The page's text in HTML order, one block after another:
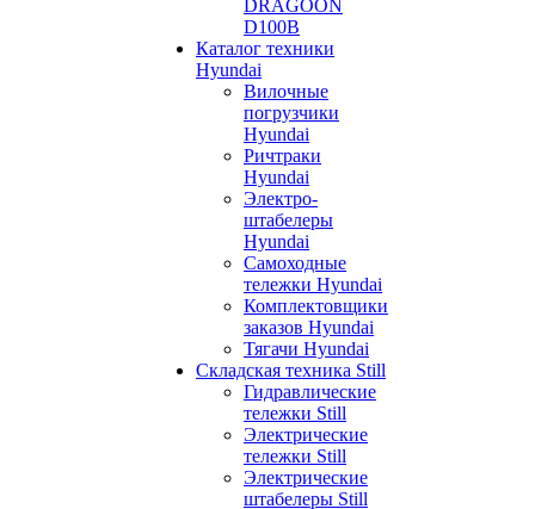
DRAGOON
D100B
Каталог техники
Hyundai
Вилочные
погрузчики
Hyundai
Ричтраки
Hyundai
Электро-
штабелеры
Hyundai
Самоходные
тележки Hyundai
Комплектовщики
заказов Hyundai
Тягачи Hyundai
Складская техника Still
Гидравлические
тележки Still
Электрические
тележки Still
Электрические
штабелеры Still